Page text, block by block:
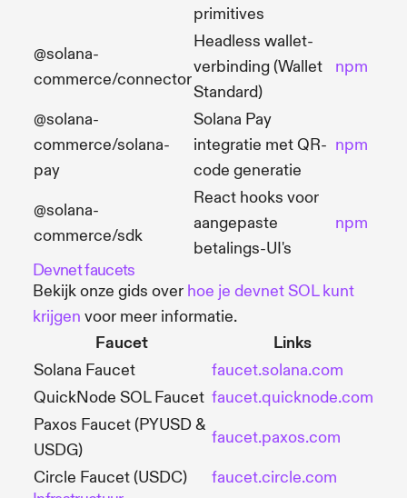
primitives
@solana-
commerce/connector
Headless wallet-
verbinding (Wallet
Standard)
npm
@solana-
commerce/solana-
pay
Solana Pay
integratie met QR-
code generatie
npm
@solana-
commerce/sdk
React hooks voor
aangepaste
betalings-UI's
npm
Devnet faucets
Bekijk onze gids over hoe je devnet SOL kunt
krijgen voor meer informatie.
Faucet
Links
Solana Faucet
faucet.solana.com
QuickNode SOL Faucet faucet.quicknode.com
Paxos Faucet (PYUSD &
USDG)
faucet.paxos.com
Circle Faucet (USDC)
faucet.circle.com